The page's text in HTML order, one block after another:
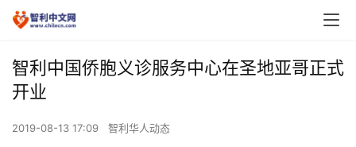
智利中国侨胞义诊服务中心在圣地亚哥正式
开业
2019-08-13 17:09 智利华人动态